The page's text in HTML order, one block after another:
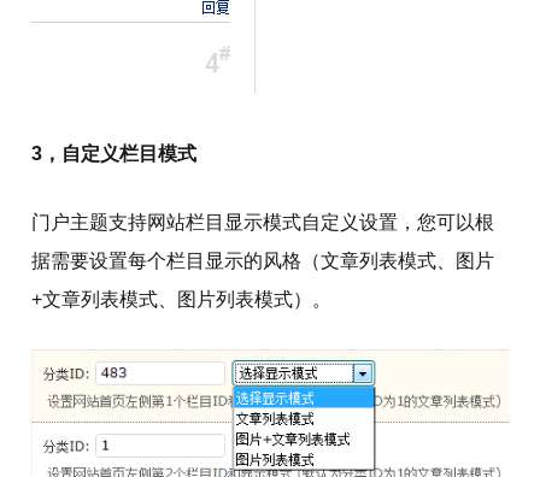
3，自定义栏目模式
门户主题支持网站栏目显示模式自定义设置，您可以根
据需要设置每个栏目显示的风格（文章列表模式、图片
+文章列表模式、图片列表模式）。